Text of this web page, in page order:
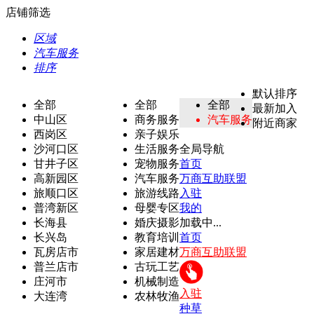
店铺筛选
区域
汽车服务
排序
全部
中山区
西岗区
沙河口区
甘井子区
高新园区
旅顺口区
普湾新区
长海县
长兴岛
瓦房店市
普兰店市
庄河市
大连湾
全部
商务服务
亲子娱乐
生活服务
宠物服务
汽车服务
旅游线路
母婴专区
婚庆摄影
教育培训
家居建材
古玩工艺
机械制造
农林牧渔
全部
汽车服务
默认排序
最新加入
附近商家
全局导航
首页
万商互助联盟
入驻
我的
加载中...
首页
万商互助联盟
入驻
种草